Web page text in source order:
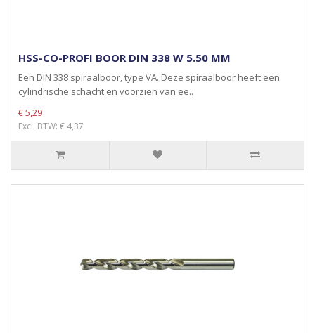
HSS-CO-PROFI BOOR DIN 338 W 5.50 MM
Een DIN 338 spiraalboor, type VA. Deze spiraalboor heeft een
cylindrische schacht en voorzien van ee..
€ 5,29
Excl. BTW: € 4,37